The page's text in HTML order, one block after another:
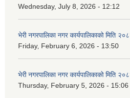
Wednesday, July 8, 2026 - 12:12
भेरी नगरपालिका नगर कार्यपालिकाको मिति
Friday, February 6, 2026 - 13:50
भेरी नगरपालिका नगर कार्यपालिकाको मिति
Thursday, February 5, 2026 - 15:06